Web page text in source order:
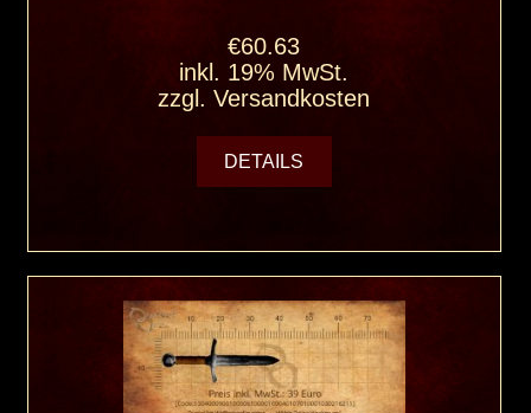
€60.63
inkl. 19% MwSt.
zzgl.Versandkosten
DETAILS